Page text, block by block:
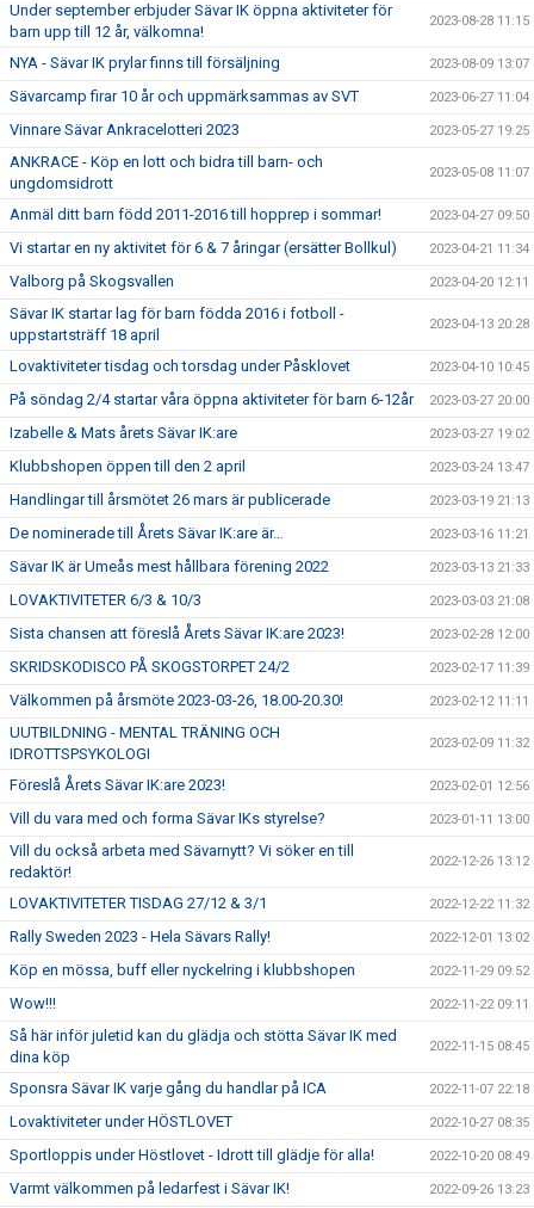
Under september erbjuder Sävar IK öppna aktiviteter för
barn upp till 12 år, välkomna!
2023-08-28 11:15
NYA - Sävar IK prylar finns till försäljning 2023-08-09 13:07
Sävarcamp firar 10 år och uppmärksammas av SVT 2023-06-27 11:04
Vinnare Sävar Ankracelotteri 2023 2023-05-27 19:25
ANKRACE - Köp en lott och bidra till barn- och
ungdomsidrott
2023-05-08 11:07
Anmäl ditt barn född 2011-2016 till hopprep i sommar! 2023-04-27 09:50
Vi startar en ny aktivitet för 6 & 7 åringar (ersätter Bollkul) 2023-04-21 11:34
Valborg på Skogsvallen 2023-04-20 12:11
Sävar IK startar lag för barn födda 2016 i fotboll -
uppstartsträff 18 april
2023-04-13 20:28
Lovaktiviteter tisdag och torsdag under Påsklovet 2023-04-10 10:45
På söndag 2/4 startar våra öppna aktiviteter för barn 6-12år 2023-03-27 20:00
Izabelle & Mats årets Sävar IK:are 2023-03-27 19:02
Klubbshopen öppen till den 2 april 2023-03-24 13:47
Handlingar till årsmötet 26 mars är publicerade 2023-03-19 21:13
De nominerade till Årets Sävar IK:are är… 2023-03-16 11:21
Sävar IK är Umeås mest hållbara förening 2022 2023-03-13 21:33
LOVAKTIVITETER 6/3 & 10/3 2023-03-03 21:08
Sista chansen att föreslå Årets Sävar IK:are 2023! 2023-02-28 12:00
SKRIDSKODISCO PÅ SKOGSTORPET 24/2 2023-02-17 11:39
Välkommen på årsmöte 2023-03-26, 18.00-20.30! 2023-02-12 11:11
UUTBILDNING - MENTAL TRÄNING OCH
IDROTTSPSYKOLOGI
2023-02-09 11:32
Föreslå Årets Sävar IK:are 2023! 2023-02-01 12:56
Vill du vara med och forma Sävar IKs styrelse? 2023-01-11 13:00
Vill du också arbeta med Sävarnytt? Vi söker en till
redaktör!
2022-12-26 13:12
LOVAKTIVITETER TISDAG 27/12 & 3/1 2022-12-22 11:32
Rally Sweden 2023 - Hela Sävars Rally! 2022-12-01 13:02
Köp en mössa, buff eller nyckelring i klubbshopen 2022-11-29 09:52
Wow!!! 2022-11-22 09:11
Så här inför juletid kan du glädja och stötta Sävar IK med
dina köp
2022-11-15 08:45
Sponsra Sävar IK varje gång du handlar på ICA 2022-11-07 22:18
Lovaktiviteter under HÖSTLOVET 2022-10-27 08:35
Sportloppis under Höstlovet - Idrott till glädje för alla! 2022-10-20 08:49
Varmt välkommen på ledarfest i Sävar IK! 2022-09-26 13:23